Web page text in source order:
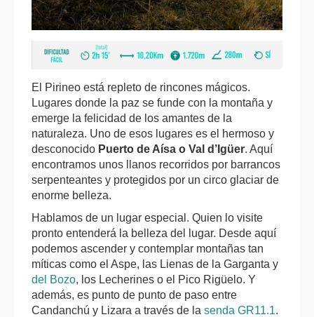
El Pirineo está repleto de rincones mágicos.
Lugares donde la paz se funde con la montaña y
emerge la felicidad de los amantes de la
naturaleza. Uno de esos lugares es el hermoso y
desconocido Puerto de Aísa o Val d’Igüer. Aquí
encontramos unos llanos recorridos por barrancos
serpenteantes y protegidos por un circo glaciar de
enorme belleza.
Hablamos de un lugar especial. Quien lo visite
pronto entenderá la belleza del lugar. Desde aquí
podemos ascender y contemplar montañas tan
míticas como el Aspe, las Lienas de la Garganta y
del Bozo, los Lecherines o el Pico Rigüelo. Y
además, es punto de punto de paso entre
Candanchú y Lizara a través de la senda GR11.1.